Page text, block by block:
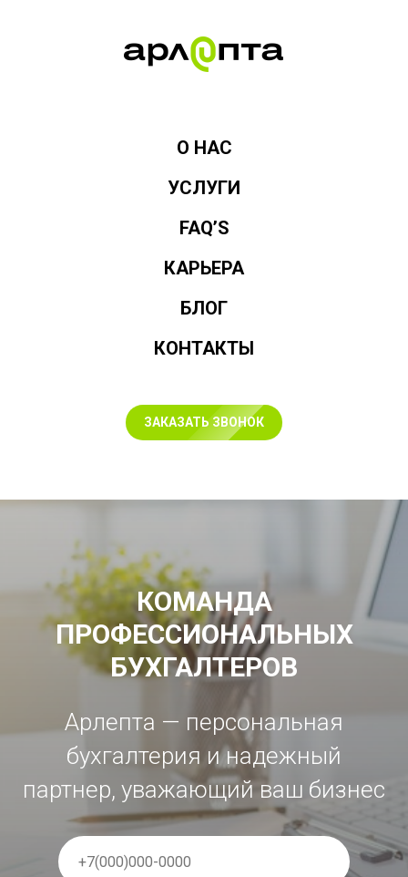
О НАС
УСЛУГИ
FAQ’S
КАРЬЕРА
БЛОГ
КОНТАКТЫ
ЗАКАЗАТЬ ЗВОНОК
КОМАНДА
ПРОФЕССИОНАЛЬНЫХ
БУХГАЛТЕРОВ
Арлепта — персональная
бухгалтерия и надежный
партнер, уважающий ваш бизнес